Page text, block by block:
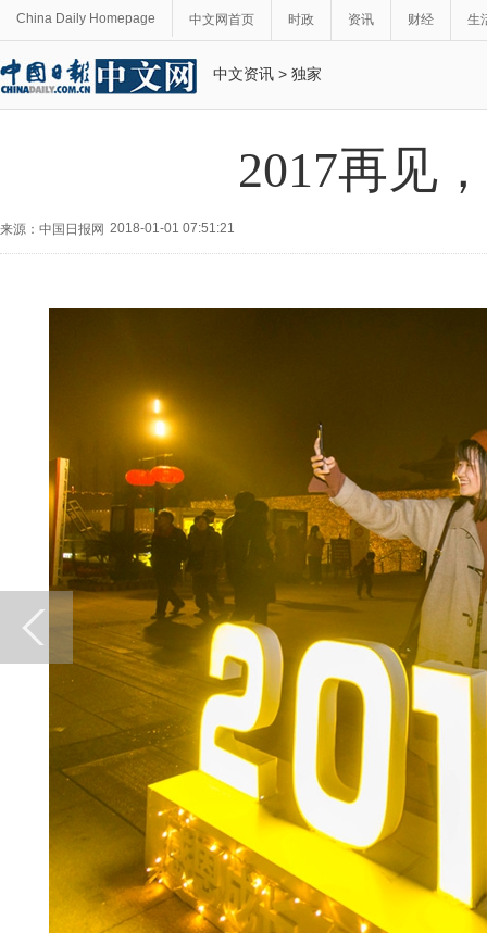
China Daily Homepage 中文网首页 时政 资讯 财经 生
中文资讯 > 独家
2017再见
来源：中国日报网 2018-01-01 07:51:21